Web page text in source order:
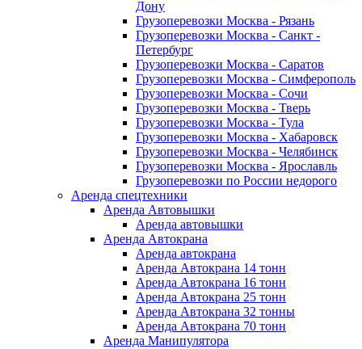
Дону
Грузоперевозки Москва - Рязань
Грузоперевозки Москва - Санкт -
Петербург
Грузоперевозки Москва - Саратов
Грузоперевозки Москва - Симферополь
Грузоперевозки Москва - Сочи
Грузоперевозки Москва - Тверь
Грузоперевозки Москва - Тула
Грузоперевозки Москва - Хабаровск
Грузоперевозки Москва - Челябинск
Грузоперевозки Москва - Ярославль
Грузоперевозки по России недорого
Аренда спецтехники
Аренда Автовышки
Аренда автовышки
Аренда Автокрана
Аренда автокрана
Аренда Автокрана 14 тонн
Аренда Автокрана 16 тонн
Аренда Автокрана 25 тонн
Аренда Автокрана 32 тонны
Аренда Автокрана 70 тонн
Аренда Манипулятора